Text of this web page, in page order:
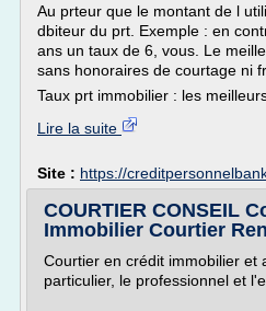
Au prteur que le montant de l
dbiteur du prt. Exemple : en
ans un taux de 6, vous. Le
sans honoraires de courtage ni
Taux prt immobilier : les meilleurs
Lire la suite
Site : https://
COURTIER CONSEIL
Immobilier Courtier
Courtier en crédit immobilier et
particulier, le professionnel et